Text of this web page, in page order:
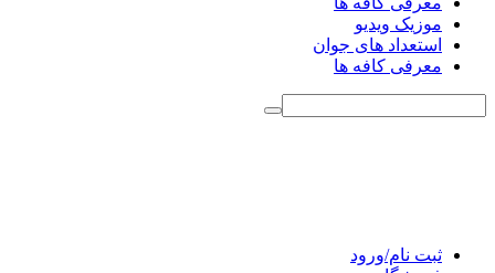
موزیک ویدیو
استعداد های جوان
معرفی کافه ها
ثبت نام/ورود